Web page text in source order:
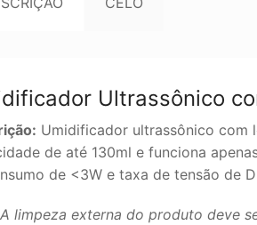
Ultrassônico
Umidificador ultrassônico com
de até 130ml e funciona
de <3W e taxa de tensão de
limpeza externa do produto deve